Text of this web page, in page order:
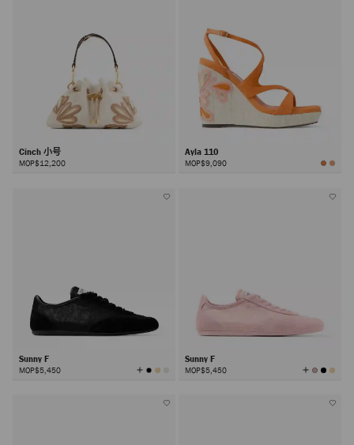
Cinch 小号
MOP$12,200
Ayla 110
MOP$9,090
Sunny F
MOP$5,450 查
看
Sunny F
MOP$5,450 查
看